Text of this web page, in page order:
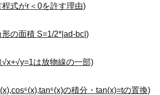
式がr＜0を許す理由)
の面積 S=1/2*|ad-bc|)
は放物線の一部)
の積分・tan(x)=tの置換)